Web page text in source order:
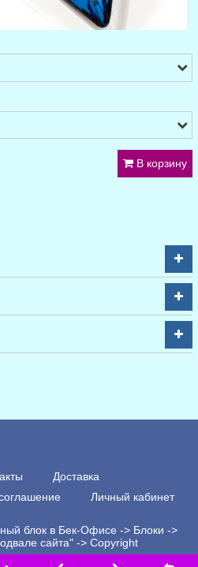
В корзину
Доставка
Личный кабинет
блок в Бек-Офисе -> Блоки ->
сайта" -> Copyright